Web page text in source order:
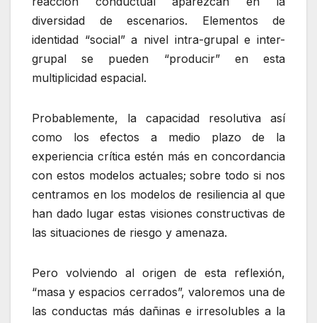
diversidad de escenarios. Elementos de
identidad “social” a nivel intra-grupal e inter-
grupal se pueden “producir” en esta
multiplicidad espacial.
Probablemente, la capacidad resolutiva así
como los efectos a medio plazo de la
experiencia crítica estén más en concordancia
con estos modelos actuales; sobre todo si nos
centramos en los modelos de resiliencia al que
han dado lugar estas visiones constructivas de
las situaciones de riesgo y amenaza.
Pero volviendo al origen de esta reflexión,
“masa y espacios cerrados”, valoremos una de
las conductas más dañinas e irresolubles a la